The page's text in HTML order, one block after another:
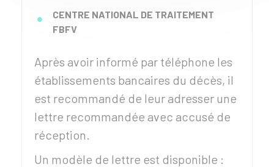
CENTRE NATIONAL DE TRAITEMENT
FBFV
Après avoir informé par téléphone les
établissements bancaires du décès, il
est recommandé de leur adresser une
lettre recommandée avec accusé de
réception.
Un modèle de lettre est disponible :